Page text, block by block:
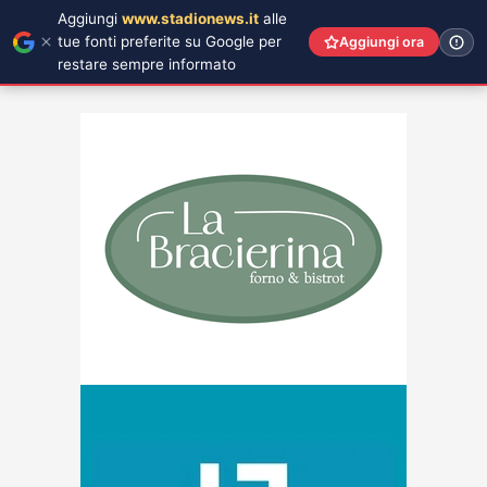
Aggiungi www.stadionews.it alle
tue fonti preferite su Google per
restare sempre informato
Aggiungi ora